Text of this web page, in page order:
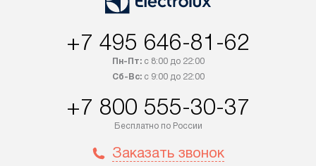
+7 495 646-81-62
Пн-Пт:с 8:00 до 22:00
Сб-Вс:с 9:00 до 22:00
+7 800 555-30-37
Бесплатно по России
Заказать звонок